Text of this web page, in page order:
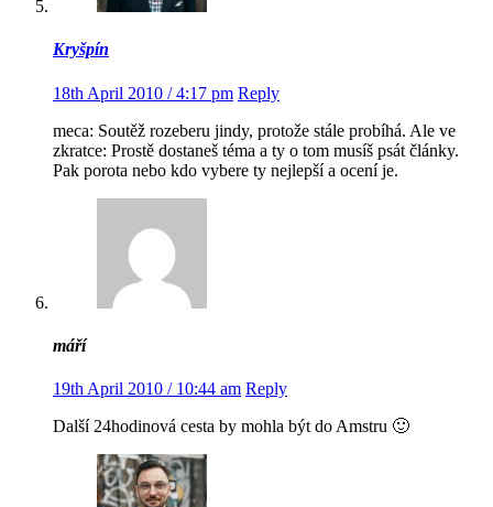
Kryšpín
18th April 2010 / 4:17 pm Reply
meca: Soutěž rozeberu jindy, protože stále probíhá. Ale ve
zkratce: Prostě dostaneš téma a ty o tom musíš psát články.
Pak porota nebo kdo vybere ty nejlepší a ocení je.
máří
19th April 2010 / 10:44 am Reply
Další 24hodinová cesta by mohla být do Amstru 🙂